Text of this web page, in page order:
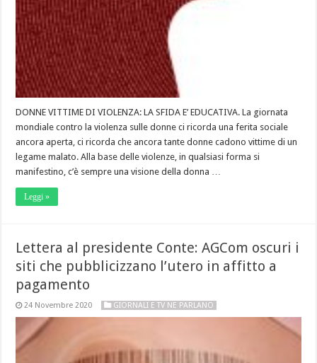
DONNE VITTIME DI VIOLENZA: LA SFIDA E’ EDUCATIVA. La giornata
mondiale contro la violenza sulle donne ci ricorda una ferita sociale
ancora aperta, ci ricorda che ancora tante donne cadono vittime di un
legame malato. Alla base delle violenze, in qualsiasi forma si
manifestino, c’è sempre una visione della donna …
Leggi »
Lettera al presidente Conte: AGCom oscuri i
siti che pubblicizzano l’utero in affitto a
pagamento
24 Novembre 2020 GIORNALI E TV NE PARLANO